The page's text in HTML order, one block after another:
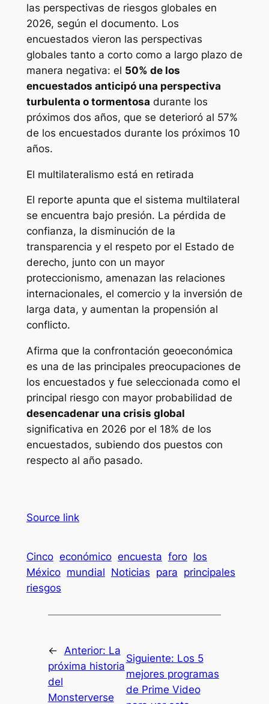
las perspectivas de riesgos globales en
2026, según el documento. Los
encuestados vieron las perspectivas
globales tanto a corto como a largo plazo de
manera negativa: el 50% de los
encuestados anticipó una perspectiva
turbulenta o tormentosa durante los
próximos dos años, que se deterioró al 57%
de los encuestados durante los próximos 10
años.
El multilateralismo está en retirada
El reporte apunta que el sistema multilateral
se encuentra bajo presión. La pérdida de
confianza, la disminución de la
transparencia y el respeto por el Estado de
derecho, junto con un mayor
proteccionismo, amenazan las relaciones
internacionales, el comercio y la inversión de
larga data, y aumentan la propensión al
conflicto.
Afirma que la confrontación geoeconómica
es una de las principales preocupaciones de
los encuestados y fue seleccionada como el
principal riesgo con mayor probabilidad de
desencadenar una crisis global
significativa en 2026 por el 18% de los
encuestados, subiendo dos puestos con
respecto al año pasado.
Source link
Cinco económico encuesta foro los
México mundial Noticias para principales
riesgos
← Anterior: La
próxima historia
del
Monsterverse
Siguiente: Los 5
mejores programas
de Prime Video